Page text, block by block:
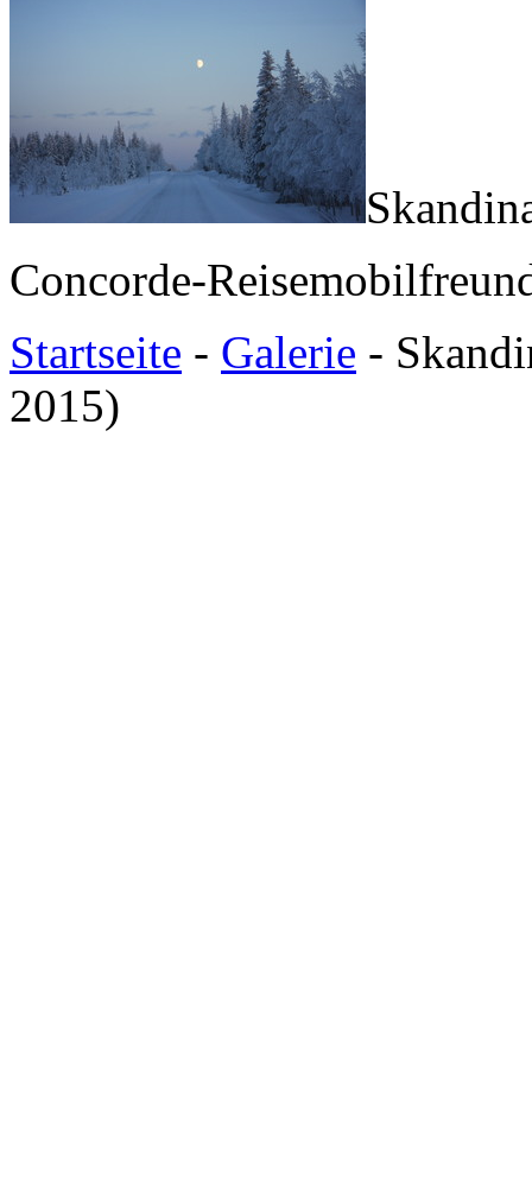
Concorde-
Startseite - Galerie -
2015)